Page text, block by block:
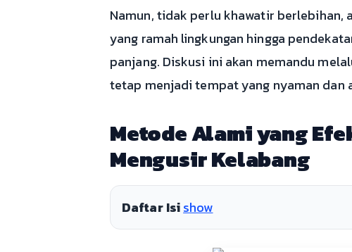
Namun, tidak perlu khawatir
yang ramah lingkungan hingga
panjang. Diskusi ini akan memandu
tetap menjadi tempat yang nyaman dan
Metode Alami yang
Mengusir Kelabang
Daftar Isishow